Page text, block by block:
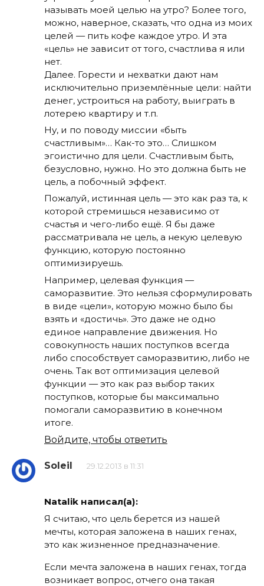
называть моей целью на утро? Более того,
можно, наверное, сказать, что одна из моих
целей — пить кофе каждое утро. И эта
«цель» не зависит от того, счастлива я или
нет.
Далее. Горести и нехватки дают нам
исключительно приземлённые цели: найти
денег, устроиться на работу, выиграть в
лотерею квартиру и т.п.
Ну, и по поводу миссии «быть
счастливым»… Как-то это… Слишком
эгоистично для цели. Счастливым быть,
безусловно, нужно. Но это должна быть не
цель, а побочный эффект.
Пожалуй, истинная цель — это как раз та, к
которой стремишься независимо от
счастья и чего-либо ещё. Я бы даже
рассматривала не цель, а некую целевую
функцию, которую постоянно
оптимизируешь.
Например, целевая функция —
саморазвитие. Это нельзя сформулировать
в виде «цели», которую можно было бы
взять и «достичь». Это даже не одно
единое направление движения. Но
совокупность наших поступков всегда
либо способствует саморазвитию, либо не
очень. Так вот оптимизация целевой
функции — это как раз выбор таких
поступков, которые бы максимально
помогали саморазвитию в конечном
итоге.
Войдите, чтобы ответить
Soleil 29.12.2013 в 11:31
Natalik написал(а):
Я считаю, что цель берется из нашей
мечты, которая заложена в наших генах,
это как жизненное предназначение.
Если мечта заложена в наших генах, тогда
возникает вопрос, отчего она такая